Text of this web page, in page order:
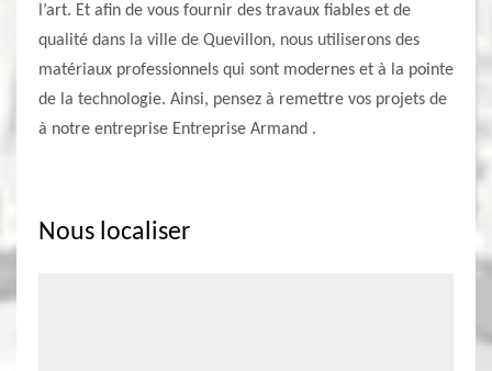
l’art. Et afin de vous fournir des travaux fiables et de
qualité dans la ville de Quevillon, nous utiliserons des
matériaux professionnels qui sont modernes et à la pointe
de la technologie. Ainsi, pensez à remettre vos projets de
à notre entreprise Entreprise Armand .
Nous localiser